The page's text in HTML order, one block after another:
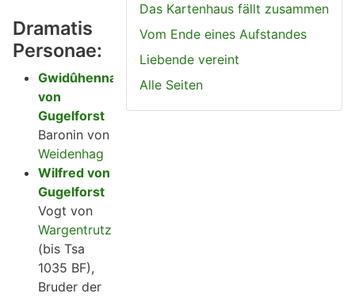
Das Kartenhaus fällt zusammen
Vom Ende eines Aufstandes
Liebende vereint
Alle Seiten
Dramatis
Personae:
Gwidûhenna
von
Gugelforst
Baronin von
Weidenhag
Wilfred von
Gugelforst
Vogt von
Wargentrutz
(bis Tsa
1035 BF),
Bruder der